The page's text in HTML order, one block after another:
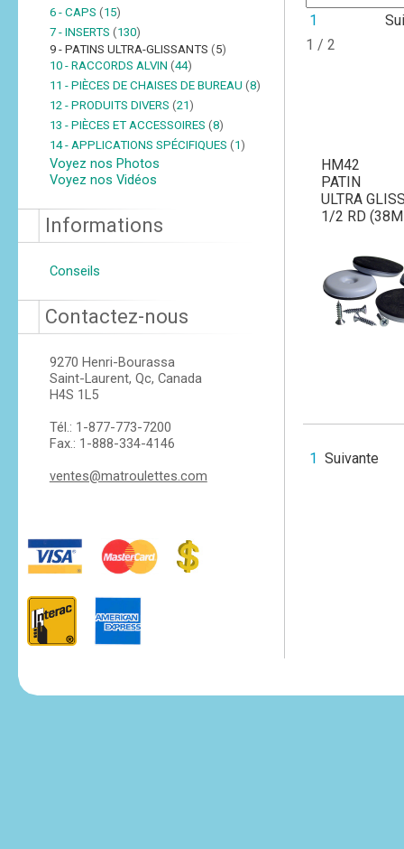
6 - CAPS (15)
7 - INSERTS (130)
9 - PATINS ULTRA-GLISSANTS (5)
10 - RACCORDS ALVIN (44)
11 - PIÈCES DE CHAISES DE BUREAU (8)
12 - PRODUITS DIVERS (21)
13 - PIÈCES ET ACCESSOIRES (8)
14 - APPLICATIONS SPÉCIFIQUES (1)
Voyez nos Photos
Voyez nos Vidéos
Informations
Conseils
Contactez-nous
9270 Henri-Bourassa
Saint-Laurent, Qc, Canada
H4S 1L5
Tél.: 1-877-773-7200
Fax.: 1-888-334-4146
ventes@matroulettes.com
1
1 / 2
HM42
PATIN
ULTRA
1/2 RD
1 Suivante